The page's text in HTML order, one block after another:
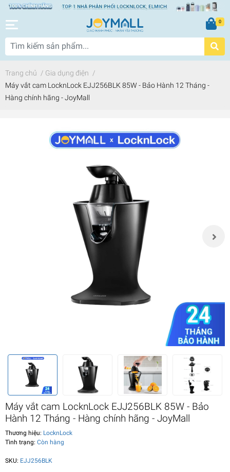
0
Trang chủ / Gia dụng điện /
Máy vắt cam LocknLock EJJ256BLK 85W - Bảo Hành 12 Tháng -
Hàng chính hãng - JoyMall
Máy vắt cam LocknLock EJJ256BLK 85W - Bảo
Hành 12 Tháng - Hàng chính hãng - JoyMall
Thương hiệu: LocknLock
Tình trạng: Còn hàng
SKU: EJJ256BLK